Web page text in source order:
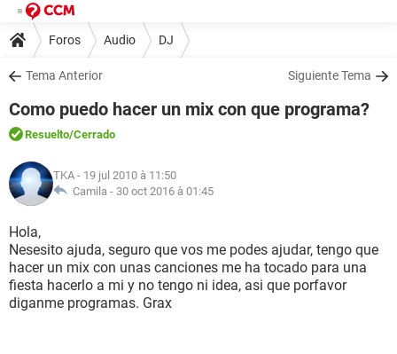
Foros Audio DJ
Tema Anterior Siguiente Tema
Como puedo hacer un mix con que programa?
Resuelto/Cerrado
TKA - 19 jul 2010 à 11:50
Camila - 30 oct 2016 à 01:45
Hola,
Nesesito ajuda, seguro que vos me podes ajudar, tengo que
hacer un mix con unas canciones me ha tocado para una
fiesta hacerlo a mi y no tengo ni idea, asi que porfavor
diganme programas. Grax